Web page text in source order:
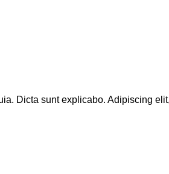
Dicta sunt explicabo. Adipiscing